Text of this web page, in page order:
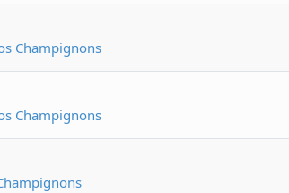
Champignons
Champignons